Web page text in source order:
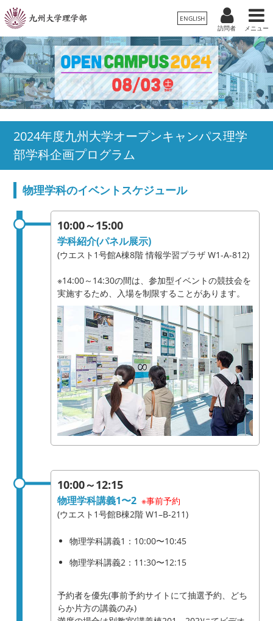
ENGLISH
訪問者
メニュー
受験生 卒業生/一般 在学生
保護者 教職員
理学部案内
学科・専攻
入試情報
教育・学生生活
国際交流・留学
アクセス お問い合わせ
リンク サイトマップ
サイトポリシー 寄附のご案内
2024年度九州大学オープンキャンパス理学
部学科企画プログラム
物理学科のイベントスケジュール
10:00～15:00
学科紹介(パネル展示)
(ウエスト1号館A棟8階 情報学習プラザ W1-A-812)
※14:00～14:30の間は、参加型イベントの競技会を
実施するため、入場を制限することがあります。
10:00～12:15
物理学科講義1〜2※事前予約
(ウエスト1号館B棟2階 W1–B-211)
物理学科講義1：10:00〜10:45
物理学科講義2：11:30〜12:15
予約者を優先(事前予約サイトにて抽選予約、どち
らか片方の講義のみ)